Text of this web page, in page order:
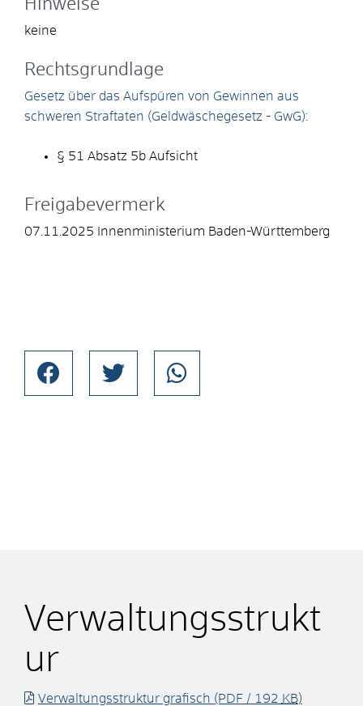
Hinweise
keine
Rechtsgrundlage
Gesetz über das Aufspüren von Gewinnen aus
schweren Straftaten (Geldwäschegesetz - GwG):
§ 51 Absatz 5b Aufsicht
Freigabevermerk
07.11.2025 Innenministerium Baden-Württemberg
Verwaltungsstrukt
ur
Verwaltungsstruktur grafisch (PDF / 192 KB)